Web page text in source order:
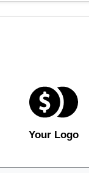
Your Logo